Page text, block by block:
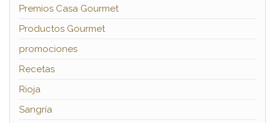
Premios Casa Gourmet
Productos Gourmet
promociones
Recetas
Rioja
Sangría